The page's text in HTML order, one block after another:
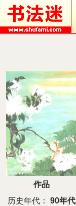
作品
历史年代：
90年代